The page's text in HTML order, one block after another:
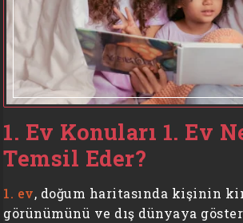
1. Ev Konuları 1. Ev
Temsil Eder?
1. ev, doğum haritasında kişinin
görünümünü ve dış dünyaya